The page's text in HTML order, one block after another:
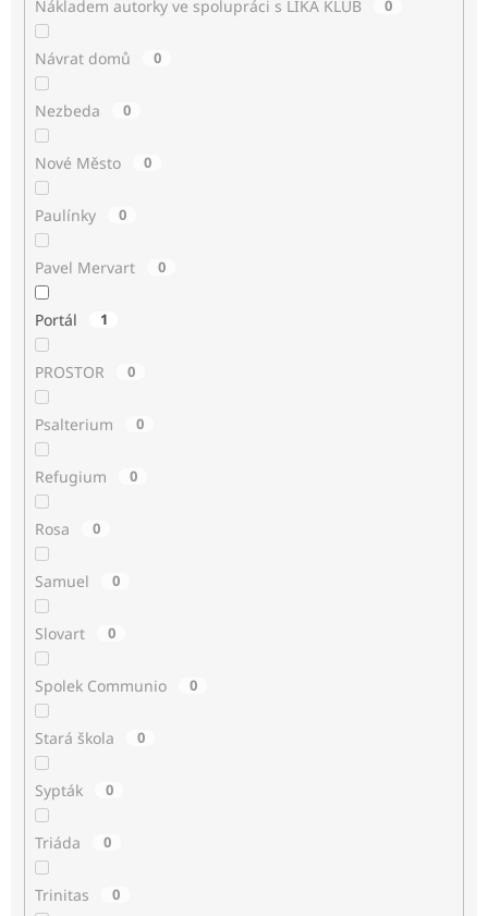
Nákladem autorky ve spolupráci s LIKA KLUB 0
Návrat domů 0
Nezbeda 0
Nové Město 0
Paulínky 0
Pavel Mervart 0
Portál 1
PROSTOR 0
Psalterium 0
Refugium 0
Rosa 0
Samuel 0
Slovart 0
Spolek Communio 0
Stará škola 0
Sypták 0
Triáda 0
Trinitas 0